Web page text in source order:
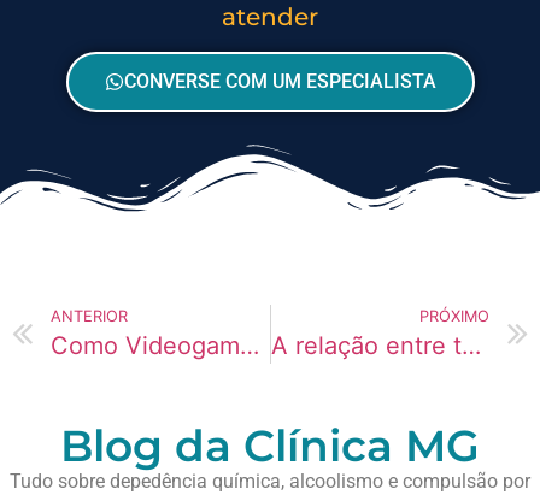
atender
CONVERSE COM UM ESPECIALISTA
ANTERIOR
Como Videogames causa perda da guarda dos filhos em gestantes
PRÓXIMO
A relação entre tédio e uso de Fentanil em homens
Blog da Clínica MG
Tudo sobre depedência química, alcoolismo e compulsão por